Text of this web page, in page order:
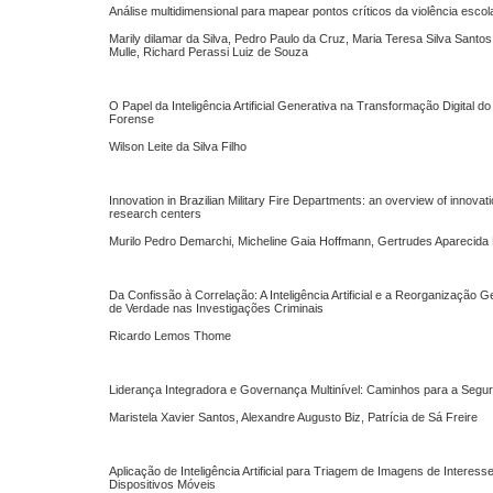
Análise multidimensional para mapear pontos críticos da violência
Marily dilamar da Silva, Pedro Paulo da Cruz, Maria Teresa Silva
Mulle, Richard Perassi Luiz de Souza
O Papel da Inteligência Artificial Generativa na Transformação Digital
Forense
Wilson Leite da Silva Filho
Innovation in Brazilian Military Fire Departments: an overview of
research centers
Murilo Pedro Demarchi, Micheline Gaia Hoffmann, Gertrudes Aparecida
Da Confissão à Correlação: A Inteligência Artificial e a Reorganização
de Verdade nas Investigações Criminais
Ricardo Lemos Thome
Liderança Integradora e Governança Multinível: Caminhos para a
Maristela Xavier Santos, Alexandre Augusto Biz, Patrícia de Sá Freire
Aplicação de Inteligência Artificial para Triagem de Imagens de
Dispositivos Móveis